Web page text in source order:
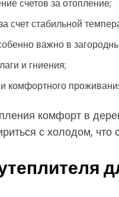
счетов за отопление;
счет стабильной
важно в
и гниения;
комфортного
комфорт в
с холодом,